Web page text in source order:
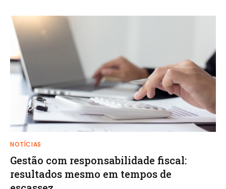
NOTÍCIAS
Gestão com responsabilidade fiscal:
resultados mesmo em tempos de